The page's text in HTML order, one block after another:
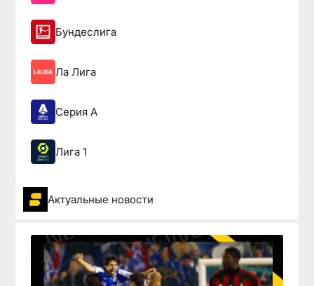
Бундеслига
Ла Лига
Серия А
Лига 1
Актуальные новости